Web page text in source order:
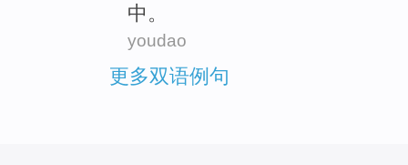
中。
youdao
更多双语例句